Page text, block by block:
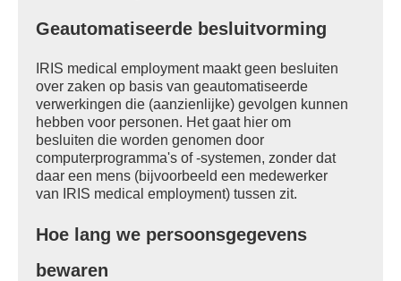
Geautomatiseerde besluitvorming
IRIS medical employment maakt geen besluiten
over zaken op basis van geautomatiseerde
verwerkingen die (aanzienlijke) gevolgen kunnen
hebben voor personen. Het gaat hier om
besluiten die worden genomen door
computerprogramma's of -systemen, zonder dat
daar een mens (bijvoorbeeld een medewerker
van IRIS medical employment) tussen zit.
Hoe lang we persoonsgegevens
bewaren